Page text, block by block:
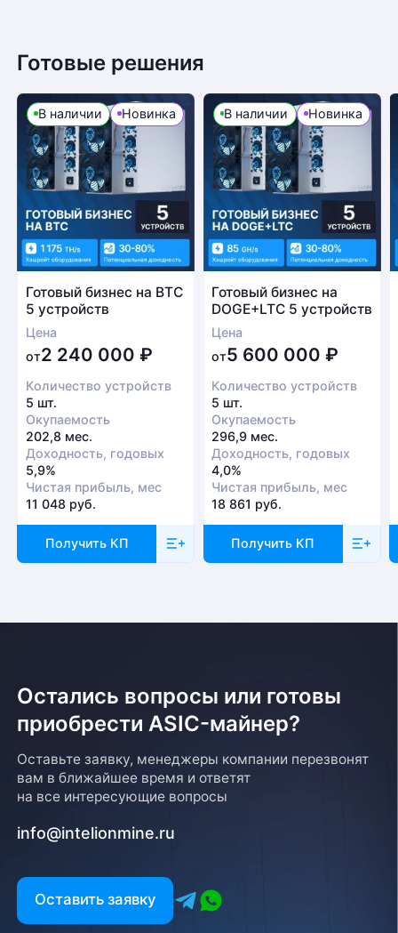
Готовые решения
В наличии Новинка
Готовый бизнес на BTC
5 устройств
Цена
от2 240 000 ₽
Количество устройств
5 шт.
Окупаемость
202,8 мес.
Доходность, годовых
5,9%
Чистая прибыль, мес
11 048 руб.
Получить КП
В наличии Новинка
Готовый бизнес на
DOGE+LTC 5 устройств
Цена
от5 600 000₽
Количество устройств
5 шт.
Окупаемость
296,9 мес.
Доходность, годовых
4,0%
Чистая прибыль, мес
18 861 руб.
Получить КП
Остались вопросы или готовы
приобрести ASIC-майнер?
Оставьте заявку, менеджеры компании перезвонят
вам в ближайшее время и ответят
на все интересующие вопросы
info@intelionmine.ru
Оставить заявку